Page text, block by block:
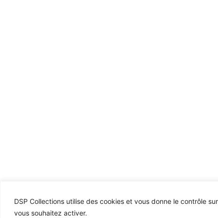
DSP Collections utilise des cookies et vous donne le contrôle
vous souhaitez activer.